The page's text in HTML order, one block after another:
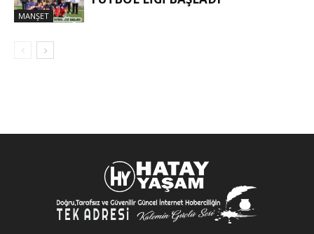
MANŞET